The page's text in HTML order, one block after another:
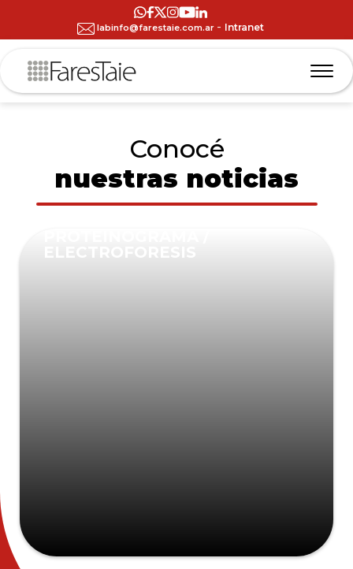
labinfo@farestaie.com.ar - Intranet
Conocé
nuestras noticias